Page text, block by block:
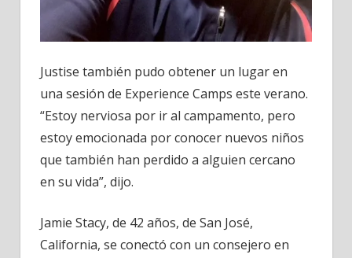
Justise también pudo obtener un lugar en
una sesión de Experience Camps este verano.
“Estoy nerviosa por ir al campamento, pero
estoy emocionada por conocer nuevos niños
que también han perdido a alguien cercano
en su vida”, dijo.
Jamie Stacy, de 42 años, de San José,
California, se conectó con un consejero en